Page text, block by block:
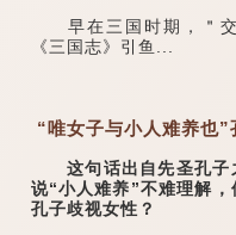
早在三国时期，＂交
《三国志》引鱼...
“唯女子与小人难养也
这句话出自先圣孔子
说“小人难养”不难理解
孔子歧视女性？